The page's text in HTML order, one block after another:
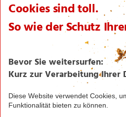
Karriere
Verantwortung/CSR
NORMA News
Seite drucken
Nach
Greifen Sie schnell zu! Alle